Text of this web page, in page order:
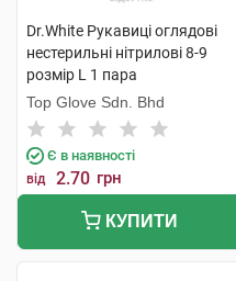
Dr.White Рукавиці оглядові
нестерильні нітрилові 8-9
розмір L 1 пара
Top Glove Sdn. Bhd
Є в наявності
від 2.70 грн
КУПИТИ